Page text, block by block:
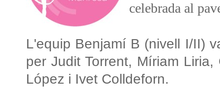
celebrada al
L'equip Benjamí B (nivell I/II)
per Judit Torrent, Míriam
López i Ivet Colldeforn.